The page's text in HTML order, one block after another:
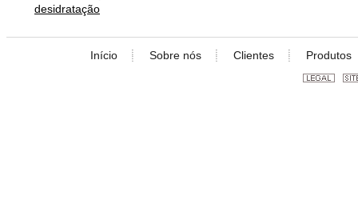
desidratação
Início Sobre nós Clientes Produtos